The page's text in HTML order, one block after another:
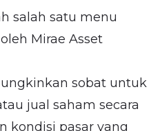
salah satu menu
Mirae Asset
sobat untuk
jual saham secara
kondisi pasar yang